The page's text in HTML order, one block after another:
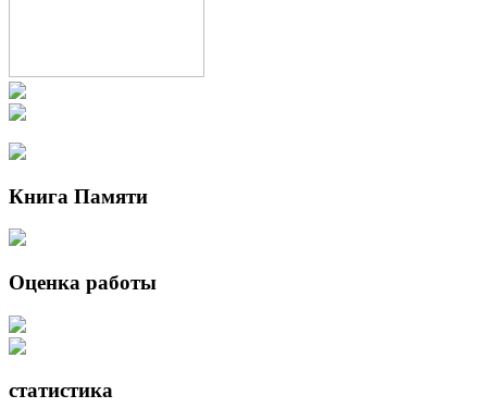
Книга Памяти
Оценка работы
статистика